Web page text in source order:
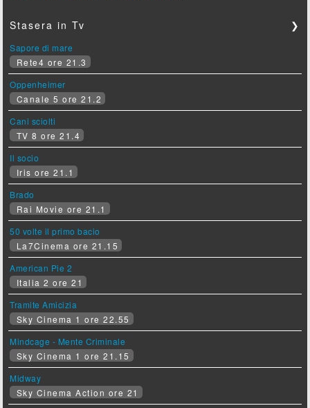
Stasera in Tv ❯
Sapore di mare
Rete4 ore 21.3
Oppenheimer
Canale 5 ore 21.2
Cani sciolti
TV 8 ore 21.4
Il socio
Iris ore 21.1
Brado
Rai Movie ore 21.1
50 volte il primo bacio
La7Cinema ore 21.15
American Pie 2
Italia 2 ore 21
Tramite Amicizia
Sky Cinema 1 ore 22.55
Mindcage - Mente Criminale
Sky Cinema 1 ore 21.15
Midway
Sky Cinema Action ore 21